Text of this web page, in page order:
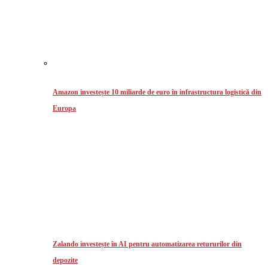
Amazon investește 10 miliarde de euro în infrastructura logistică din
Europa
Zalando investește în AI pentru automatizarea retururilor din
depozite